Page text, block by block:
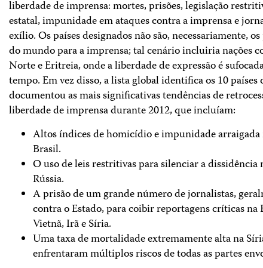
liberdade de imprensa: mortes, prisões, legislação
estatal, impunidade em ataques contra a imprensa e
exílio. Os países designados não são, necessariamente,
do mundo para a imprensa; tal cenário incluiria nações
Norte e Eritreia, onde a liberdade de expressão é
tempo. Em vez disso, a lista global identifica os 10 países
documentou as mais significativas tendências de
liberdade de imprensa durante 2012, que incluíam:
Altos índices de homicídio e impunidade arraigada
Brasil.
O uso de leis restritivas para silenciar a
Rússia.
A prisão de um grande número de jornalistas,
contra o Estado, para coibir reportagens críticas
Vietnã, Irã e Síria.
Uma taxa de mortalidade extremamente alta na
enfrentaram múltiplos riscos de todas as partes